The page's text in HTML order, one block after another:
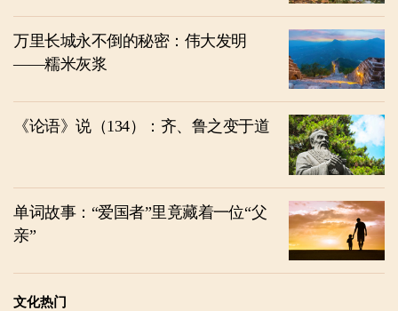
万里长城永不倒的秘密：伟大发明
——糯米灰浆
《论语》说（134）：齐、鲁之变于道
单词故事：“爱国者”里竟藏着一位“父
亲”
文化热门